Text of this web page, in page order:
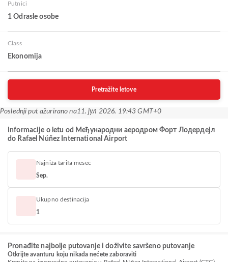
Putnici
1 Odrasle osobe
Class
Ekonomija
Pretražite letove
Poslednji put ažurirano na11. јул 2026. 19:43 GMT+0
Informacije o letu od Међународни аеродром Форт Лодердејл
do Rafael Núñez International Airport
Najniža tarifa mesec
Sep.
Ukupno destinacija
1
Pronađite najbolje putovanje i doživite savršeno putovanje
Otkrijte avanturu koju nikada nećete zaboraviti